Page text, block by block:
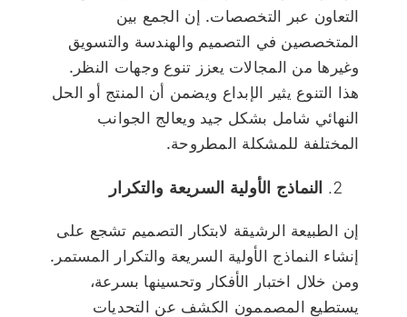
التعاون عبر التخصصات. إن الجمع بين
المتخصصين في التصميم والهندسة والتسويق
وغيرها من المجالات يعزز تنوع وجهات النظر.
هذا التنوع يثير الإبداع ويضمن أن المنتج أو الحل
النهائي شامل بشكل جيد ويعالج الجوانب
المختلفة للمشكلة المطروحة.
النماذج الأولية السريعة والتكرار
إن الطبيعة الرشيقة لابتكار التصميم تشجع على
إنشاء النماذج الأولية السريعة والتكرار المستمر.
ومن خلال اختبار الأفكار وتحسينها بسرعة،
يستطيع المصممون الكشف عن التحديات